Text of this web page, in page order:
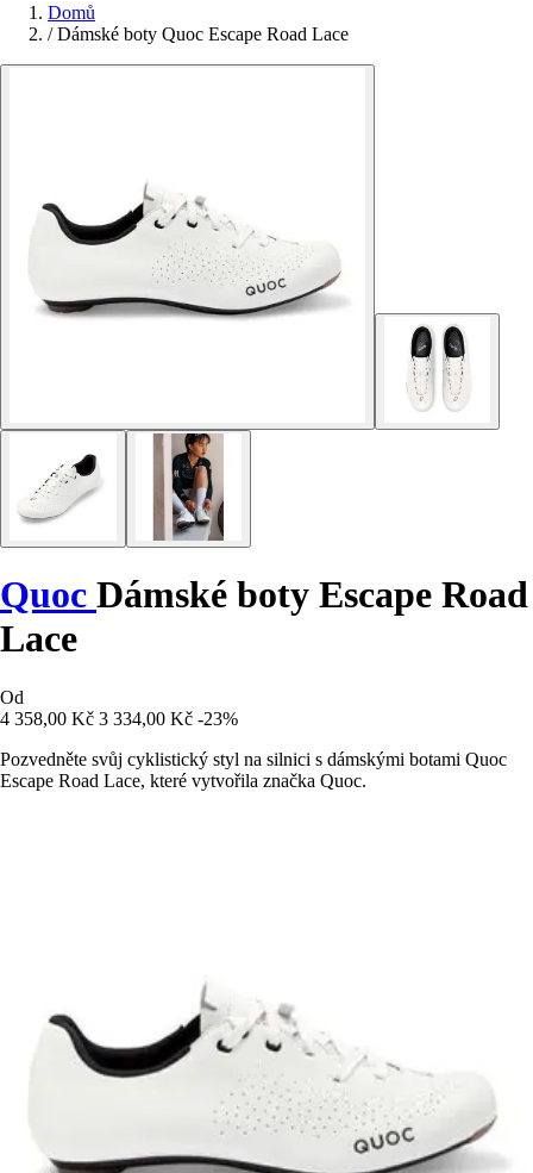
Domů
/ Dámské boty Quoc Escape Road Lace
Quoc Dámské boty Escape Road
Lace
Od
4 358,00 Kč 3 334,00 Kč -23%
Pozvedněte svůj cyklistický styl na silnici s dámskými botami Quoc
Escape Road Lace, které vytvořila značka Quoc.